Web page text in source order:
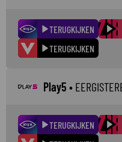
TERUGKIJKEN
TERUGKIJKEN
Play5 •
TERUGKIJKEN